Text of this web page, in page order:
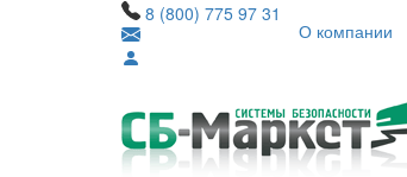
8 (800) 775 97 31
О компании